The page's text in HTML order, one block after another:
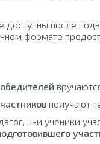
после
формате
получают
чьи ученики